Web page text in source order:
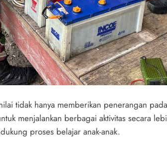
tidak hanya memberikan penerangan
menjalankan berbagai aktivitas secara
proses belajar anak-anak.